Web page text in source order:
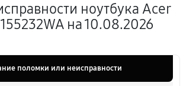
ноутбука Acer
на 10.08.2026
поломки или неисправности